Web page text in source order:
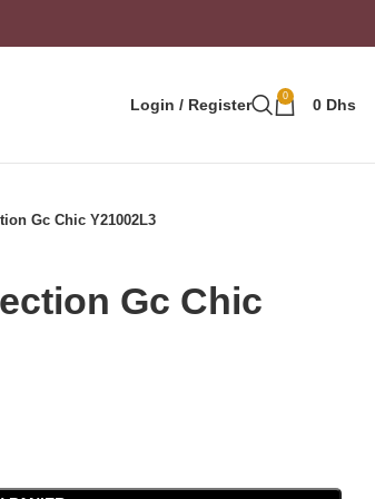
Login / Register 0 0 Dhs
Gc Chic Y21002L3
Gc Chic